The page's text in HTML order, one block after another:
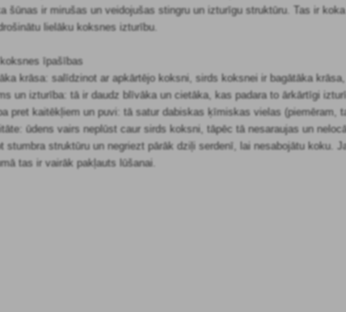
šūnas ir mirušas un veidojušas stingru un izturīgu struktūru. Tas ir
lielāku koksnes izturību.
īpašības
krāsa: salīdzinot ar apkārtējo koksni, sirds koksnei ir bagātāka
un izturība: tā ir daudz blīvāka un cietāka, kas padara to ārkārtīgi
pret kaitēkļiem un puvi: tā satur dabiskas ķīmiskas vielas
ūdens vairs neplūst caur sirds koksni, tāpēc tā nesaraujas un
stumbra struktūru un negriezt pārāk dziļi serdenī, lai nesabojātu koku.
tas ir vairāk pakļauts lūšanai.